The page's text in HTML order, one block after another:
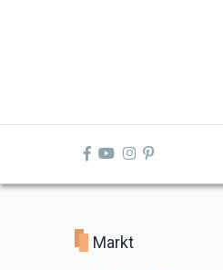
Markt